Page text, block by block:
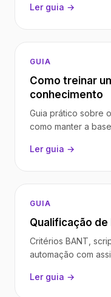
Ler guia →
GUIA
Como treinar
conhecimento
Guia prático sobre
como manter a
Ler guia →
GUIA
Qualificação
Critérios BANT,
automação com
Ler guia →